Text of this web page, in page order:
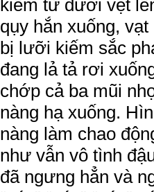
kiếm tữ dưới vẹt
qụy hắn xuống,
bị lưỡi kiếm sắc
đang lả tả rơi
chớp cả ba mũi
nàng hạ xuống.
nàng làm chao
như vẫn vô tình
đã ngưng hẳn và